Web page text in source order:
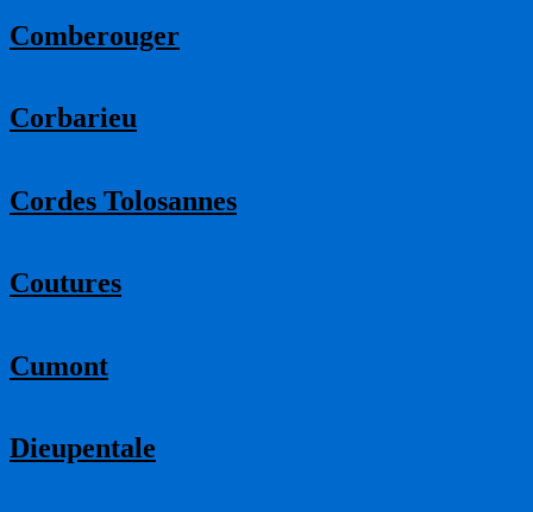
Comberouger
Corbarieu
Cordes Tolosannes
Coutures
Cumont
Dieupentale